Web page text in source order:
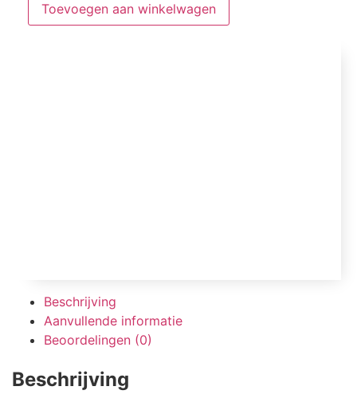
Toevoegen aan winkelwagen
Beschrijving
Aanvullende informatie
Beoordelingen (0)
Beschrijving